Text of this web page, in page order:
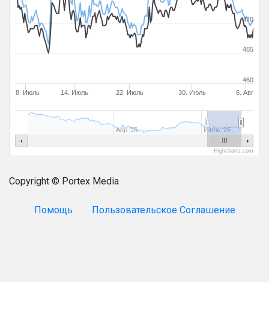
8. Июль 14. Июль 22. Июль 30. Июль 6. Авг
Апр '26 Июль '26
460
465
470
Highcharts.com
Copyright © Portex Media
Помощь Пользовательское Соглашение